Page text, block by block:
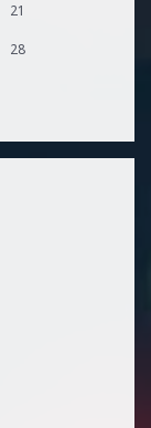
21
28